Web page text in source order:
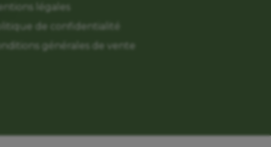
légales
de confidentialité
générales de vente